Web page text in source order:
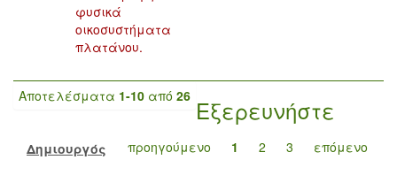
φυσικά
οικοσυστήματα
πλατάνου.
Αποτελέσματα 1-10 από 26
προηγούμενο 1 2 3 επόμενο
Εξερευνήστε
Δημιουργός